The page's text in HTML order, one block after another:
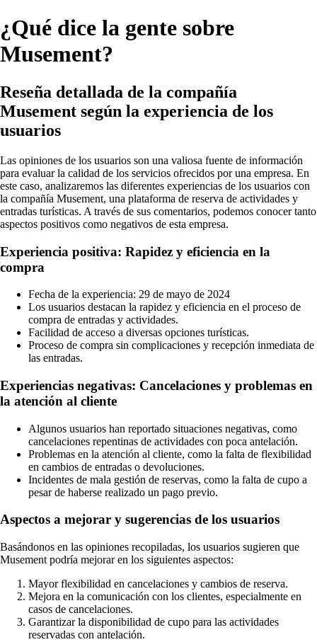
¿Qué dice la gente sobre
Musement?
Reseña detallada de la compañía
Musement según la experiencia de los
usuarios
Las opiniones de los usuarios son una valiosa fuente de información
para evaluar la calidad de los servicios ofrecidos por una empresa. En
este caso, analizaremos las diferentes experiencias de los usuarios con
la compañía Musement, una plataforma de reserva de actividades y
entradas turísticas. A través de sus comentarios, podemos conocer tanto
aspectos positivos como negativos de esta empresa.
Experiencia positiva: Rapidez y eficiencia en la
compra
Fecha de la experiencia: 29 de mayo de 2024
Los usuarios destacan la rapidez y eficiencia en el proceso de
compra de entradas y actividades.
Facilidad de acceso a diversas opciones turísticas.
Proceso de compra sin complicaciones y recepción inmediata de
las entradas.
Experiencias negativas: Cancelaciones y problemas en
la atención al cliente
Algunos usuarios han reportado situaciones negativas, como
cancelaciones repentinas de actividades con poca antelación.
Problemas en la atención al cliente, como la falta de flexibilidad
en cambios de entradas o devoluciones.
Incidentes de mala gestión de reservas, como la falta de cupo a
pesar de haberse realizado un pago previo.
Aspectos a mejorar y sugerencias de los usuarios
Basándonos en las opiniones recopiladas, los usuarios sugieren que
Musement podría mejorar en los siguientes aspectos:
Mayor flexibilidad en cancelaciones y cambios de reserva.
Mejora en la comunicación con los clientes, especialmente en
casos de cancelaciones.
Garantizar la disponibilidad de cupo para las actividades
reservadas con antelación.